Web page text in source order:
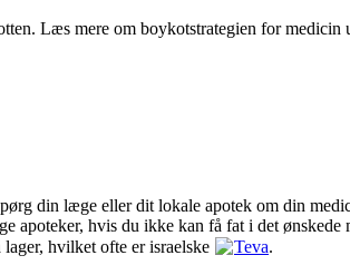
Læs mere om boykotstrategien for medicin
din læge eller dit lokale apotek om din
apoteker, hvis du ikke kan få fat i det
hvilket ofte er israelske
Teva.